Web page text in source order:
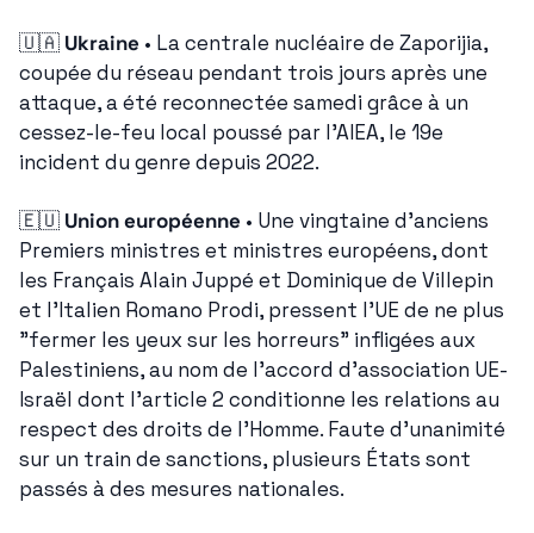
🇺🇦 Ukraine • La centrale nucléaire de Zaporijia,
coupée du réseau pendant trois jours après une
attaque, a été reconnectée samedi grâce à un
cessez-le-feu local poussé par l'AIEA, le 19e
incident du genre depuis 2022.
🇪🇺 Union européenne • Une vingtaine d'anciens
Premiers ministres et ministres européens, dont
les Français Alain Juppé et Dominique de Villepin
et l'Italien Romano Prodi, pressent l'UE de ne plus
"fermer les yeux sur les horreurs" infligées aux
Palestiniens, au nom de l'accord d'association UE-
Israël dont l'article 2 conditionne les relations au
respect des droits de l'Homme. Faute d'unanimité
sur un train de sanctions, plusieurs États sont
passés à des mesures nationales.